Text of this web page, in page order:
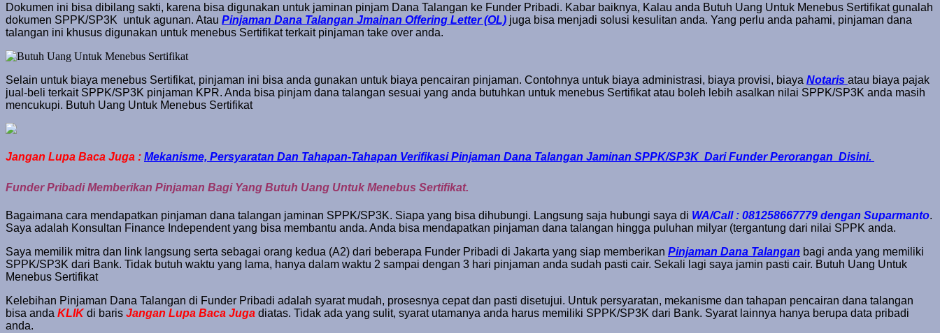
Dokumen ini bisa dibilang sakti, karena bisa digunakan untuk jaminan pinjam Dana Talangan ke Funder Pribadi. Kabar baiknya, Kalau anda Butuh Uang Untuk Menebus Sertifikat gunalah
dokumen SPPK/SP3K untuk agunan. Atau Pinjaman Dana Talangan Jmainan Offering Letter (OL) juga bisa menjadi solusi kesulitan anda. Yang perlu anda pahami, pinjaman dana
talangan ini khusus digunakan untuk menebus Sertifikat terkait pinjaman take over anda.
Selain untuk biaya menebus Sertifikat, pinjaman ini bisa anda gunakan untuk biaya pencairan pinjaman. Contohnya untuk biaya administrasi, biaya provisi, biaya Notaris atau biaya pajak
jual-beli terkait SPPK/SP3K pinjaman KPR. Anda bisa pinjam dana talangan sesuai yang anda butuhkan untuk menebus Sertifikat atau boleh lebih asalkan nilai SPPK/SP3K anda masih
mencukupi. Butuh Uang Untuk Menebus Sertifikat
Jangan Lupa Baca Juga : Mekanisme, Persyaratan Dan Tahapan-Tahapan Verifikasi Pinjaman Dana Talangan Jaminan SPPK/SP3K Dari Funder Perorangan Disini.
Funder Pribadi Memberikan Pinjaman Bagi Yang Butuh Uang Untuk Menebus Sertifikat.
Bagaimana cara mendapatkan pinjaman dana talangan jaminan SPPK/SP3K. Siapa yang bisa dihubungi. Langsung saja hubungi saya di WA/Call : 081258667779 dengan Suparmanto.
Saya adalah Konsultan Finance Independent yang bisa membantu anda. Anda bisa mendapatkan pinjaman dana talangan hingga puluhan milyar (tergantung dari nilai SPPK anda.
Saya memilik mitra dan link langsung serta sebagai orang kedua (A2) dari beberapa Funder Pribadi di Jakarta yang siap memberikan Pinjaman Dana Talangan bagi anda yang memiliki
SPPK/SP3K dari Bank. Tidak butuh waktu yang lama, hanya dalam waktu 2 sampai dengan 3 hari pinjaman anda sudah pasti cair. Sekali lagi saya jamin pasti cair. Butuh Uang Untuk
Menebus Sertifikat
Kelebihan Pinjaman Dana Talangan di Funder Pribadi adalah syarat mudah, prosesnya cepat dan pasti disetujui. Untuk persyaratan, mekanisme dan tahapan pencairan dana talangan
bisa anda KLIK di baris Jangan Lupa Baca Juga diatas. Tidak ada yang sulit, syarat utamanya anda harus memiliki SPPK/SP3K dari Bank. Syarat lainnya hanya berupa data pribadi
anda.